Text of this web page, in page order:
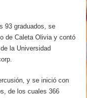
93 graduados, se
de Caleta Olivia y contó
la Universidad
y se inició con
de los cuales 366